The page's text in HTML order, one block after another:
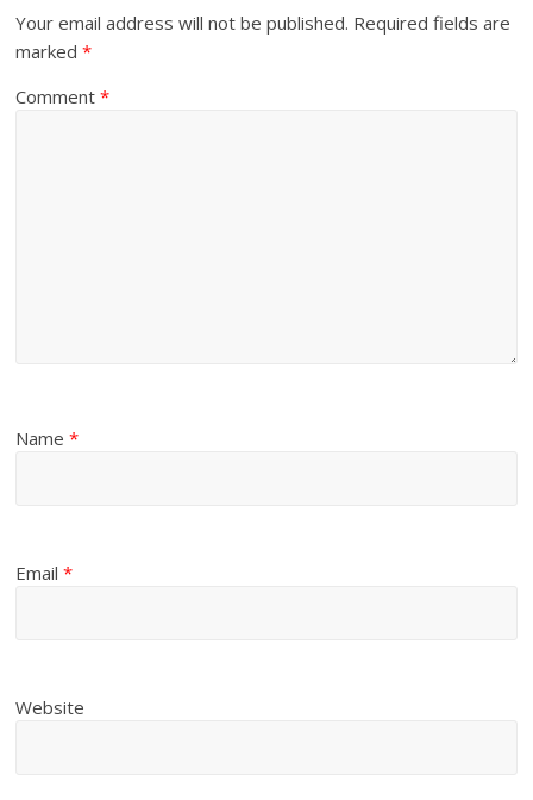
Your email address will not be published. Required fields are
marked*
Comment*
Name*
Email*
Website